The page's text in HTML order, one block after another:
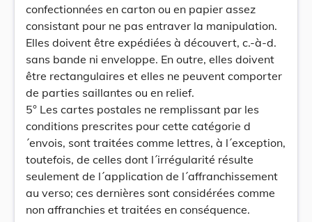
confectionnées en carton ou en papier assez
consistant pour ne pas entraver la manipulation.
Elles doivent être expédiées à découvert, c.-à-d.
sans bande ni enveloppe. En outre, elles doivent
être rectangulaires et elles ne peuvent comporter
de parties saillantes ou en relief.
5° Les cartes postales ne remplissant par les
conditions prescrites pour cette catégorie d
´envois, sont traitées comme lettres, à l´exception,
toutefois, de celles dont l´irrégularité résulte
seulement de l´application de l´affranchissement
au verso; ces dernières sont considérées comme
non affranchies et traitées en conséquence.